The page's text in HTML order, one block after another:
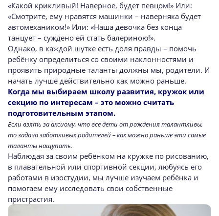
«Какой крикливый! Наверное, будет певцом!» Или:
«Смотрите, ему нравятся машинки – наверняка будет
автомехаником!» Или: «Наша девочка без конца
танцует – суждено ей стать балериною!».
Однако, в каждой шутке есть доля правды – помочь
ребёнку определиться со своими наклонностями и
проявить природные таланты должны мы, родители. И
начать лучше действительно как можно раньше.
Когда мы выбираем школу развития, кружок или
секцию по интересам – это можно считать
подготовительным этапом.
Если взять за аксиому, что все дети от рождения талантливы,
то задача заботливых родителей – как можно раньше эти самые
таланты нащупать.
Наблюдая за своим ребёнком на кружке по рисованию,
в плавательной или спортивной секции, любуясь его
работами в изостудии, мы лучше изучаем ребёнка и
помогаем ему исследовать свои собственные
пристрастия.